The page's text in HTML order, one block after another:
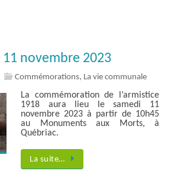
novembre 2023
Commémorations, La vie communale
La commémoration de l’armistice
1918 aura lieu le samedi 11
novembre 2023 à partir de 10h45
au Monuments aux Morts, à
Québriac.
La suite…